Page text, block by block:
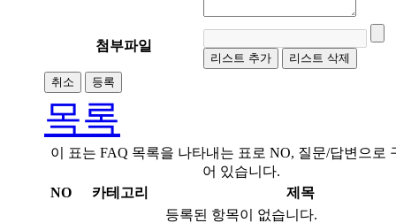
첨부파일
리스트 추가
리스트 삭제
취소
등록
목록
이 표는 FAQ 목록을 나타내는 표로 NO, 질문/답변으로
어 있습니다.
NO
카테고리
제목
등록된 항목이 없습니다.